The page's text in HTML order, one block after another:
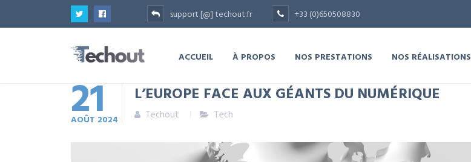
support [@] techout.fr +33 (0)650508830
ACCUEIL À PROPOS NOS PRESTATIONS NOS RÉALISATIONS
21
AOÛT 2024
L’EUROPE FACE AUX GÉANTS DU NUMÉRIQUE
Techout Tech